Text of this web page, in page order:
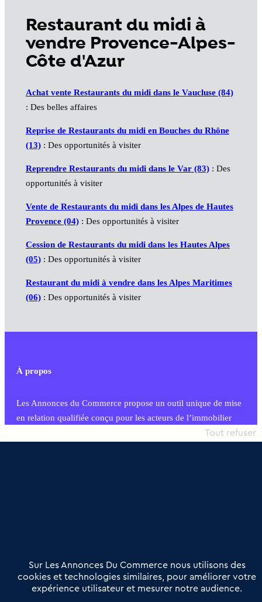
Restaurant du midi à
vendre Provence-Alpes-
Côte d'Azur
Achat vente Restaurants du midi dans le Vaucluse (84)
: Des belles affaires
Reprise de Restaurants du midi en Bouches du Rhône
(13): Des opportunités à visiter
Reprendre Restaurants du midi dans le Var (83): Des
opportunités à visiter
Vente de Restaurants du midi dans les Alpes de Hautes
Provence (04): Des opportunités à visiter
Cession de Restaurants du midi dans les Hautes Alpes
(05): Des opportunités à visiter
Restaurant du midi à vendre dans les Alpes Maritimes
(06): Des opportunités à visiter
À propos
Les Annonces du Commerce propose un outil unique de mise
en relation qualifiée conçu pour les acteurs de l’immobilier
commercial et les collectivités territoriales, simple et intégrant
Offres Pro
Actualités
Qui sommes nous ?
Derniers articles
Sur Les Annonces Du Commerce nous utilisons des
cookies et technologies similaires, pour améliorer votre
expérience utilisateur et mesurer notre audience.
Tout refuser